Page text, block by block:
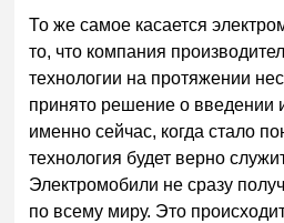
То же самое касается
то, что компания
технологии на протяжении
принято решение о введении
именно сейчас, когда стало
технология будет верно
Электромобили не сразу
по всему миру. Это